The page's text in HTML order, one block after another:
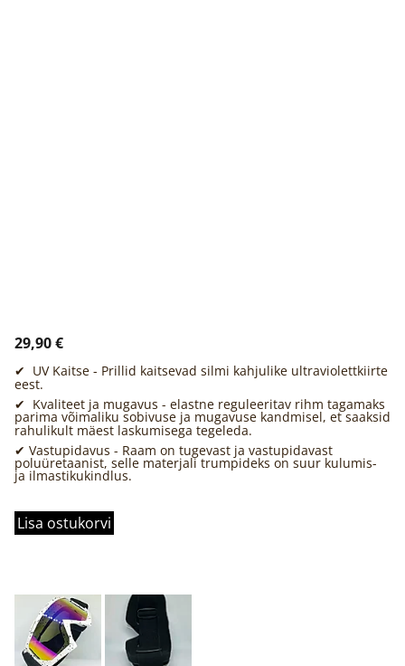
29,90 €
✔ UV Kaitse - Prillid kaitsevad silmi kahjulike ultraviolettkiirte
eest.
✔ Kvaliteet ja mugavus - elastne reguleeritav rihm tagamaks
parima võimaliku sobivuse ja mugavuse kandmisel, et saaksid
rahulikult mäest laskumisega tegeleda.
✔ Vastupidavus - Raam on tugevast ja vastupidavast
poluüretaanist, selle materjali trumpideks on suur kulumis-
ja ilmastikukindlus.
Lisa ostukorvi